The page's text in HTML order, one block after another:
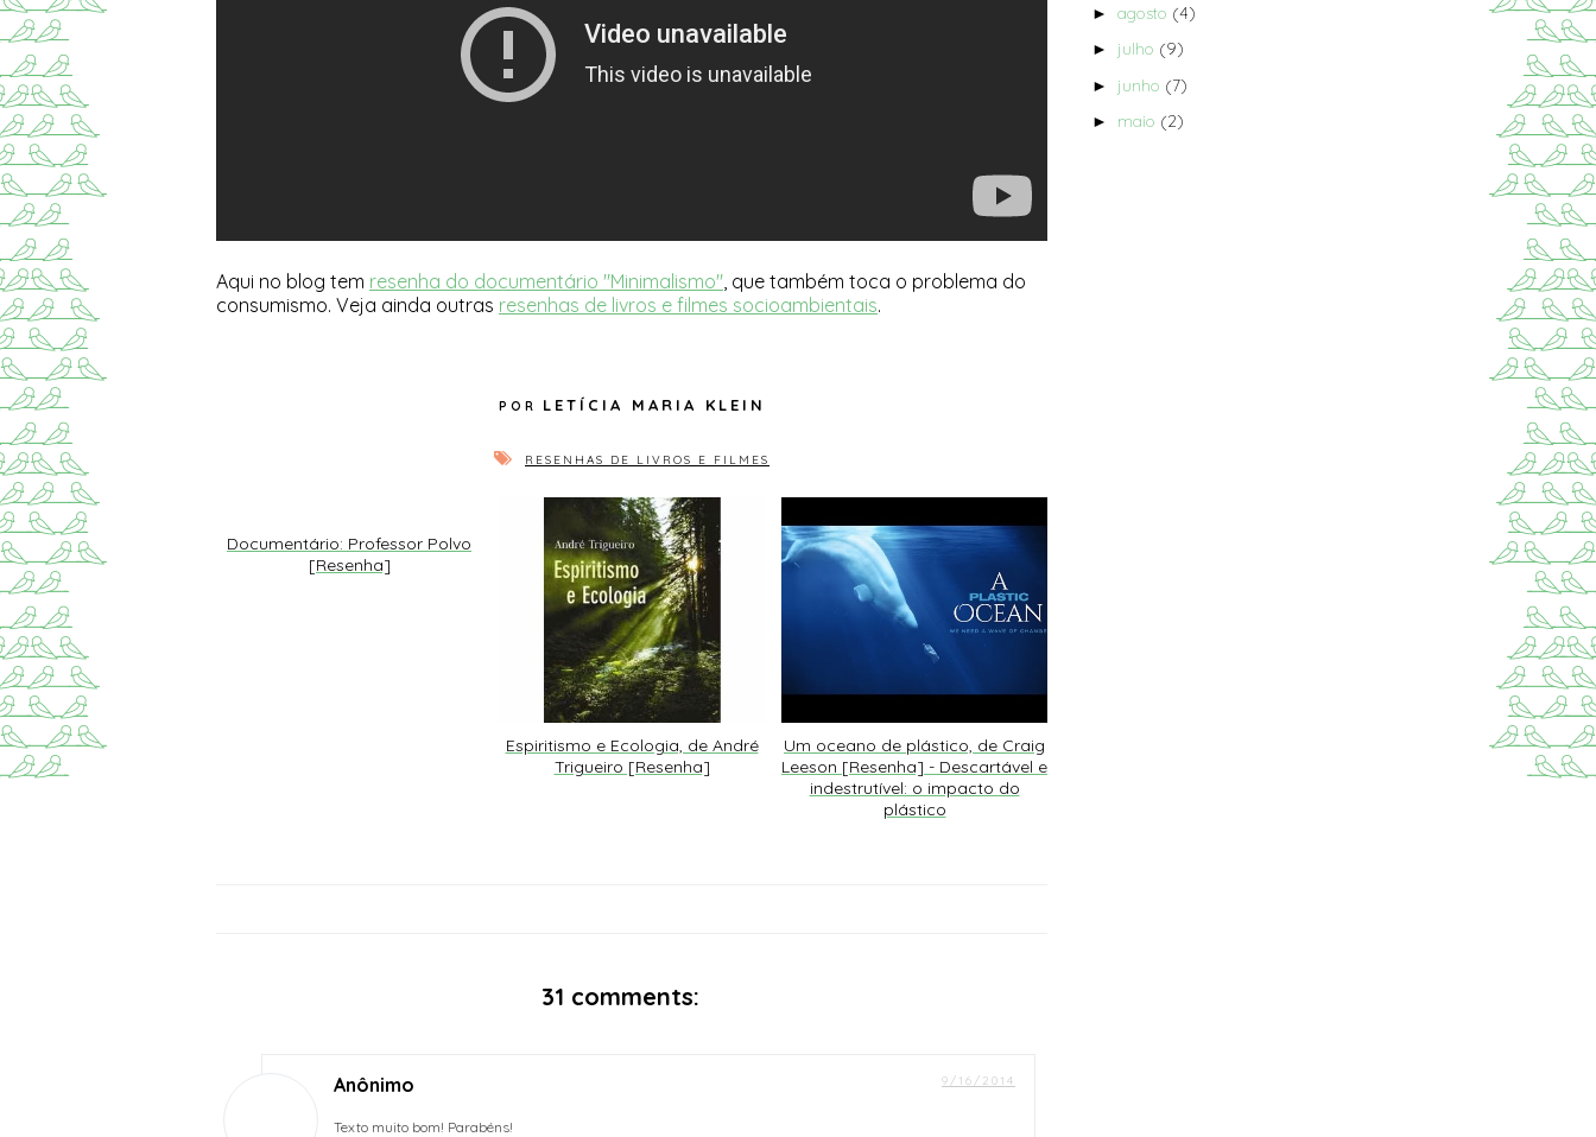
Aqui no blog tem resenha do documentário "Minimalismo" , que também toca o problema do
consumismo. Veja ainda outras resenhas de livros e filmes socioambientais.
LETÍCIA MARIA KLEIN
RESENHAS DE LIVROS E FILMES
Documentário: Professor Polvo
[Resenha]
Espiritismo e Ecologia, de André
Trigueiro [Resenha]
Um oceano de plástico, de Craig
Leeson [Resenha] - Descartável e
indestrutível: o impacto do
plástico
31 comments:
Anônimo 9/16/2014
Texto muito bom! Parabéns!
► agosto (4)
► julho (9)
► junho (7)
► maio (2)